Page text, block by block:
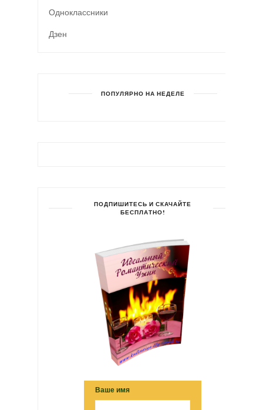
Одноклассники
Дзен
ПОПУЛЯРНО НА НЕДЕЛЕ
ПОДПИШИТЕСЬ И СКАЧАЙТЕ
БЕСПЛАТНО!
Ваше имя